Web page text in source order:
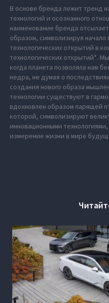
В основе бренда лежит тренд
технологий и осознанного
наименование бренда
образом, символизируя
технологических открытий в
технологических открытий*.
когда планета позволяла нам
недра, не думая о
создания нового образа
технологии существуют в
вдохновлен образом парящей
которой, символизируют
инновационными
измерение жизни в мире